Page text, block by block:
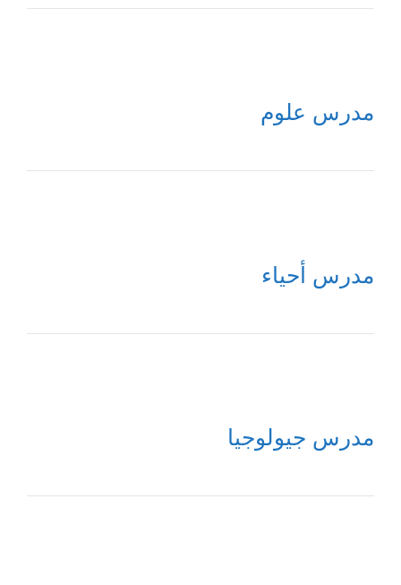
مدرس علوم
مدرس أحياء
مدرس جيولوجيا